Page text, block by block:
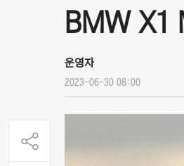
BMW X1
운영자
2023-06-30 08:00